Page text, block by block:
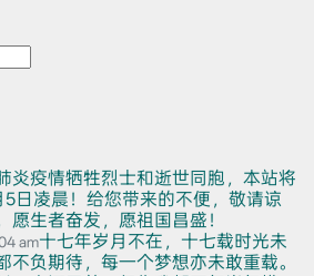
炎疫情牺牲烈士和逝世同胞，本站将
日凌晨！给您带来的不便，敬请谅
愿生者奋发，愿祖国昌盛！
am十七年岁月不在，十七载时光未
不负期待，每一个梦想亦未敢重载。